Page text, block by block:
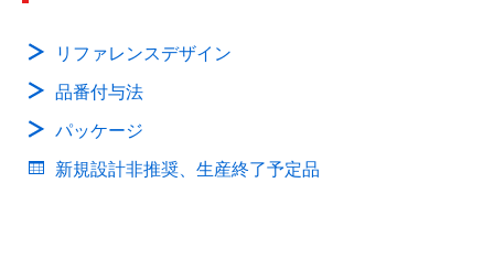
リファレンスデザイン
品番付与法
パッケージ
新規設計非推奨、生産終了予定品